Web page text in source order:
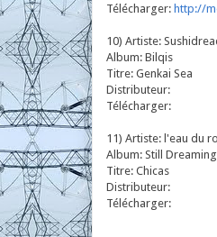
Télécharger: http://
10) Artiste:
Album: Bilqis
Titre: Genkai Sea
Distributeur:
Télécharger:
11) Artiste: l'eau du
Album: Still Dreaming
Titre: Chicas
Distributeur:
Télécharger: